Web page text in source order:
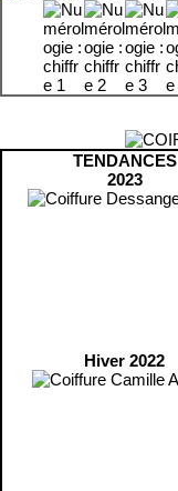
TENDANCES
2023
Hiver 2022